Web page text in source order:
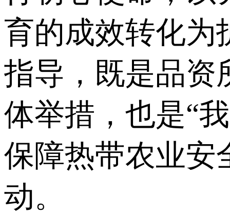
育的成效转化为
指导，既是品资
体举措，也是“
保障热带农业安
动。